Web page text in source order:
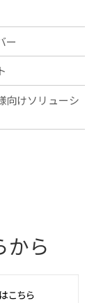
ー
向けソリューシ
から